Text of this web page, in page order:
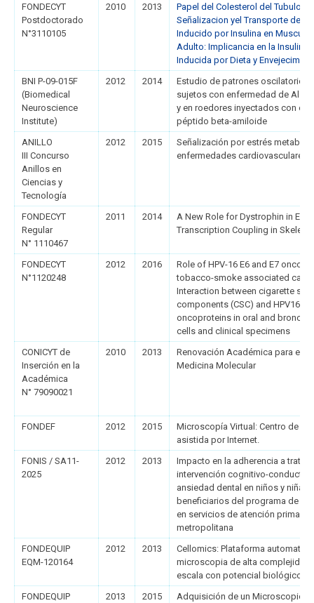
FONDECYT
Postdoctorado
N°3110105
2010 2013
Papel del Colesterol del Tubulo
Señalizacion yel Transporte de
Inducido por Insulina en Musculo
Adulto: Implicancia en la
Inducida por Dieta y
BNI P-09-015F
(Biomedical
Neuroscience
Institute)
2012 2014
Estudio de patrones oscilatorios
sujetos con enfermedad de
y en roedores inyectados con
péptido beta-amiloide
ANILLO
III Concurso
Anillos en
Ciencias y
Tecnología
2012 2015
Señalización por estrés
enfermedades cardiovasculares
FONDECYT
Regular
N° 1110467
2011 2014
A New Role for Dystrophin in
Transcription Coupling in
FONDECYT
N°1120248
2012 2016
Role of HPV-16 E6 and E7
tobacco-smoke associated
Interaction between cigarette
components (CSC) and HPV16
oncoproteins in oral and
cells and clinical specimens
CONICYT de
Inserción en la
Académica
N° 79090021
2010 2013
Renovación Académica para el
Medicina Molecular
FONDEF 2012 2015
Microscopía Virtual: Centro de
asistida por Internet.
FONIS / SA11-
2025
2012 2013
Impacto en la adherencia a
intervención cognitivo-
ansiedad dental en niños y niñas
beneficiarios del programa de
en servicios de atención primaria
metropolitana
FONDEQUIP
EQM-120164
2012 2013
Cellomics: Plataforma
microscopia de alta complejidad
escala con potencial biológico
FONDEQUIP
2013 2015 Adquisición de un Microscopio